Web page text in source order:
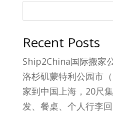
Recent Posts
Ship2China国际搬家
洛杉矶蒙特利公园市
家到中国上海，20尺
发、餐桌、个人行李